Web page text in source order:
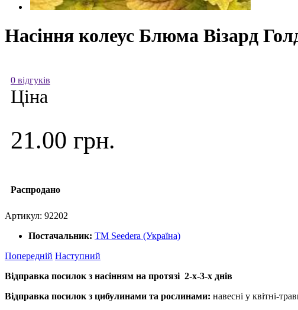
Насіння колеус Блюма Візард
0 відгуків
Ціна
21.00 грн.
Распродано
Артикул: 92202
Постачальник: ТМ Seedera (Україна)
Попередній Наступний
Відправка посилок з насінням на протязі 2-х-3-х днів
Відправка посилок з цибулинами та рослинами: навесні у квітні-